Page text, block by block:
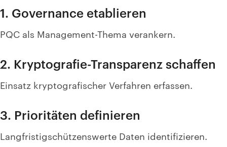
1. Governance etablieren
PQC als Management-Thema verankern.
2. Kryptografie-Transparenz schaffen
Einsatz kryptografischer Verfahren erfassen.
3. Prioritäten definieren
Langfristigschützenswerte Daten identifizieren.